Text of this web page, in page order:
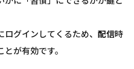
グインしてくるため、 配信時
が有効です。